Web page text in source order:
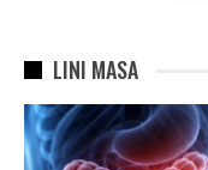
LINI MASA